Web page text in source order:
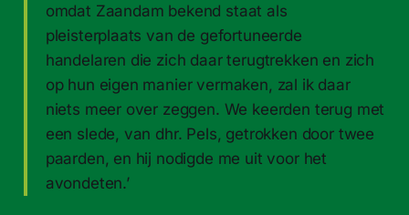
omdat Zaandam bekend staat als
pleisterplaats van de gefortuneerde
handelaren die zich daar terugtrekken en zich
op hun eigen manier vermaken, zal ik daar
niets meer over zeggen. We keerden terug met
een slede, van dhr. Pels, getrokken door twee
paarden, en hij nodigde me uit voor het
avondeten.’